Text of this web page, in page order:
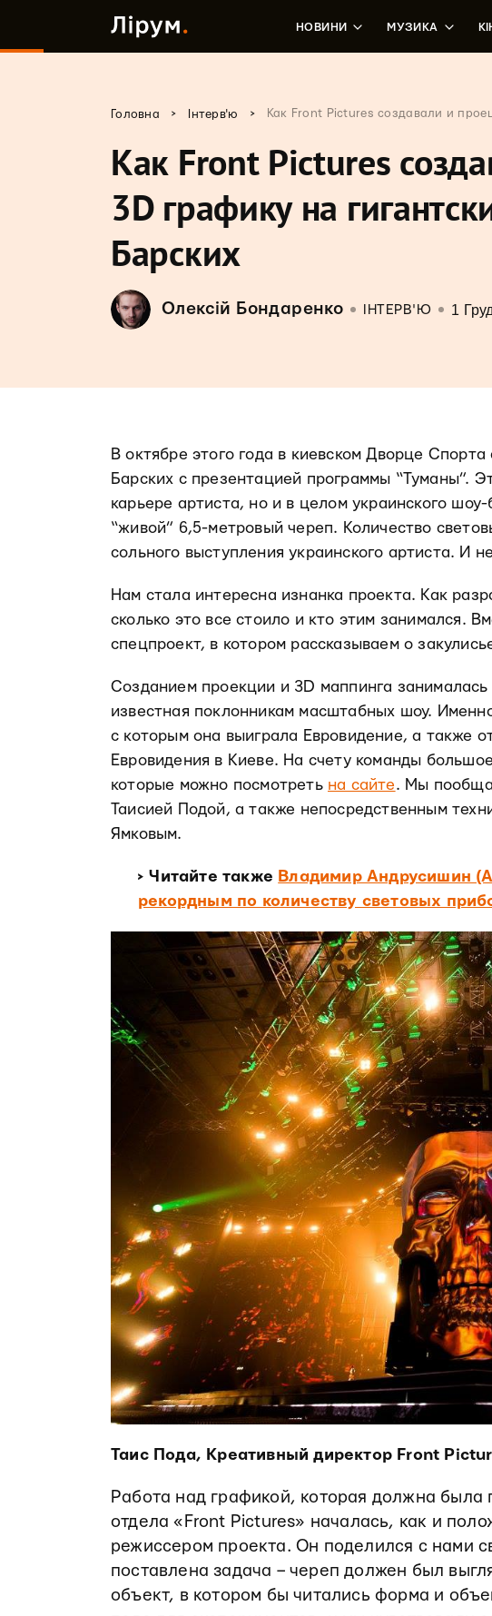
НОВИНИ МУЗИКА
Головна > Інтерв'ю > Как Front Pictures создавали и
Как Front Pictures
3D графику на
Барских
Олексій Бондаренко ІНТЕРВ'Ю 1
В октябре этого года в киевском Дворце
Барских с презентацией программы “Туманы”.
карьере артиста, но и в целом украинского
“живой” 6,5-метровый череп. Количество
сольного выступления украинского артиста. И
Нам стала интересна изнанка проекта. Как
сколько это все стоило и кто этим занимался.
спецпроект, в котором рассказываем о
Созданием проекции и 3D маппинга
известная поклонникам масштабных шоу.
с которым она выиграла Евровидение, а также
Евровидения в Киеве. На счету команды
которые можно посмотреть на сайте. Мы
Таисией Подой, а также непосредственным
Ямковым.
> Читайте также Владимир Андрусишин
рекордным по количеству световых
Таис Пода, Креативный директор Front
Работа над графикой, которая должна была
отдела «Front Pictures» началась, как и
режиссером проекта. Он поделился с нами
поставлена задача – череп должен был
объект, в котором бы читались форма и